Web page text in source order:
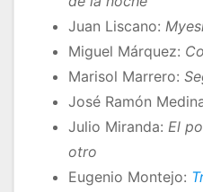
Juan Liscano:
Miguel Márquez:
Marisol Marrero:
José Ramón
Julio Miranda: El
otro
Eugenio Montejo: